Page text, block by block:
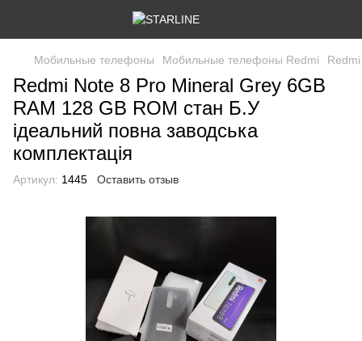
Мобильные телефоны Мобильные телефоны Redmi
Redmi Note 8 Pro Mineral Grey 6GB
RAM 128 GB ROM стан Б.У
ідеальний повна заводська
комплектація
Артикул: 1445 Оставить отзыв